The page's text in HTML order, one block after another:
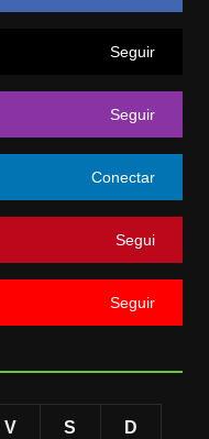
Seguir
Seguir
Conectar
Segui
Seguir
V S D